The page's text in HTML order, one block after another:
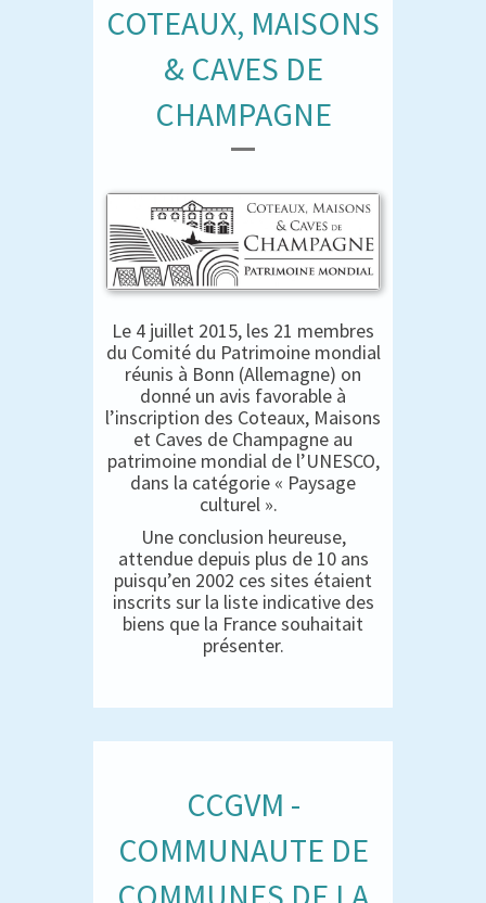
COTEAUX, MAISONS
& CAVES DE
CHAMPAGNE
Le 4 juillet 2015, les 21 membres
du Comité du Patrimoine mondial
réunis à Bonn (Allemagne) on
donné un avis favorable à
l’inscription des Coteaux, Maisons
et Caves de Champagne au
patrimoine mondial de l’UNESCO,
dans la catégorie « Paysage
culturel ».
Une conclusion heureuse,
attendue depuis plus de 10 ans
puisqu’en 2002 ces sites étaient
inscrits sur la liste indicative des
biens que la France souhaitait
présenter.
CCGVM -
COMMUNAUTE DE